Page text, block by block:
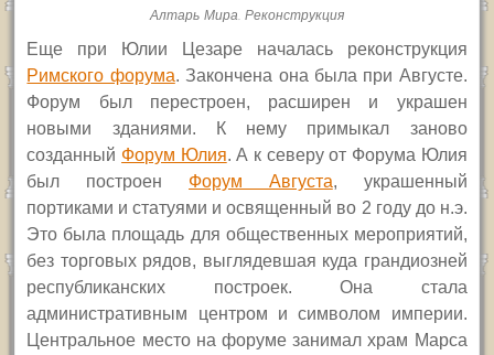
Алтарь Мира. Реконструкция
Еще при Юлии Цезаре началась реконструкция
Римского форума. Закончена она была при Августе.
Форум был перестроен, расширен и украшен
новыми зданиями. К нему примыкал заново
созданный Форум Юлия. А к северу от Форума Юлия
был построен Форум Августа, украшенный
портиками и статуями и освященный во 2 году до н.э.
Это была площадь для общественных мероприятий,
без торговых рядов, выглядевшая куда грандиозней
республиканских построек. Она стала
административным центром и символом империи.
Центральное место на форуме занимал храм Марса